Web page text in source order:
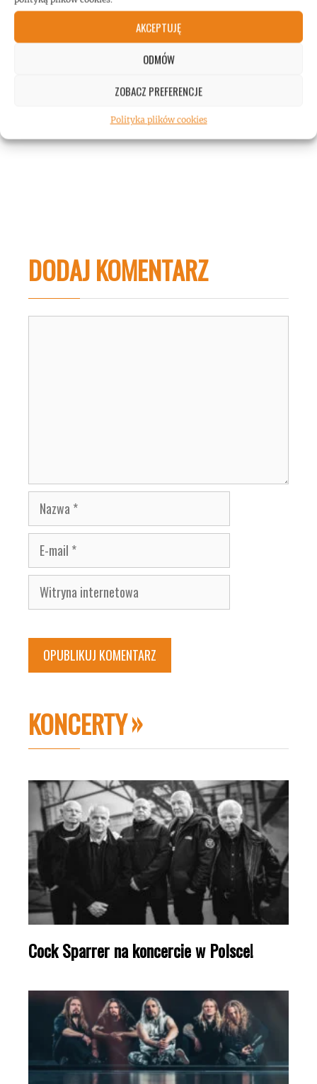
AKCEPTUJĘ
ODMÓW
ZOBACZ PREFERENCJE
Polityka plików cookies
DODAJ KOMENTARZ
Nazwa
E-
mail
Witryna
internetowa
KONCERTY
Cock Sparrer na koncercie w Polsce!